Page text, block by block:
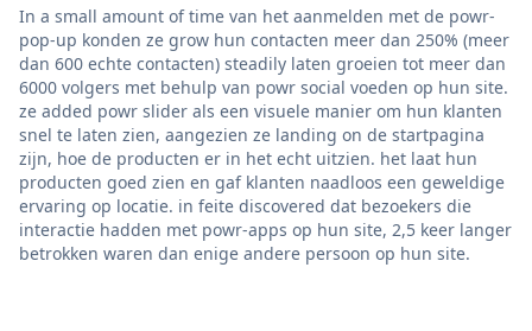
In a small amount of time van het aanmelden met de powr-
pop-up konden ze grow hun contacten meer dan 250% (meer
dan 600 echte contacten) steadily laten groeien tot meer dan
6000 volgers met behulp van powr social voeden op hun site.
ze added powr slider als een visuele manier om hun klanten
snel te laten zien, aangezien ze landing on de startpagina
zijn, hoe de producten er in het echt uitzien. het laat hun
producten goed zien en gaf klanten naadloos een geweldige
ervaring op locatie. in feite discovered dat bezoekers die
interactie hadden met powr-apps op hun site, 2,5 keer langer
betrokken waren dan enige andere persoon op hun site.